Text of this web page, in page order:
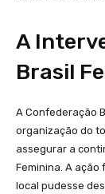
A
Brasil
A Confederação
organização do
assegurar a
Feminina. A ação
local pudesse